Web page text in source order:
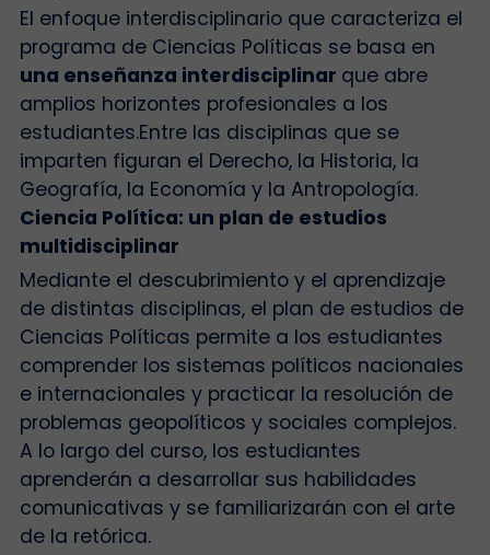
El enfoque interdisciplinario que caracteriza el
programa de Ciencias Políticas se basa en
una enseñanza interdisciplinar que abre
amplios horizontes profesionales a los
estudiantes.Entre las disciplinas que se
imparten figuran el Derecho, la Historia, la
Geografía, la Economía y la Antropología.
Ciencia Política: un plan de estudios
multidisciplinar
Mediante el descubrimiento y el aprendizaje
de distintas disciplinas, el plan de estudios de
Ciencias Políticas permite a los estudiantes
comprender los sistemas políticos nacionales
e internacionales y practicar la resolución de
problemas geopolíticos y sociales complejos.
A lo largo del curso, los estudiantes
aprenderán a desarrollar sus habilidades
comunicativas y se familiarizarán con el arte
de la retórica.